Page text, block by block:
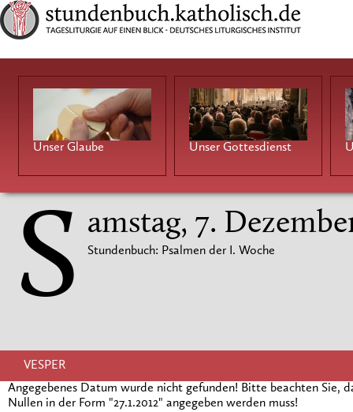
Unser Glaube Unser Gottesdienst
S amstag, 7.
Stundenbuch: Psalmen der I. Woche
VESPER
Angegebenes Datum wurde nicht gefunden! Bitte beachten Sie,
Nullen in der Form "27.1.2012" angegeben werden muss!